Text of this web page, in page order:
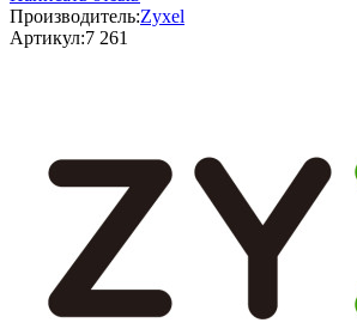
Производитель:Zyxel
Артикул:7 261